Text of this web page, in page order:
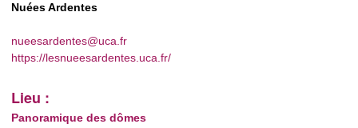
Nuées Ardentes
nueesardentes@uca.fr
https://lesnueesardentes.uca.fr/
Lieu :
Panoramique des dômes